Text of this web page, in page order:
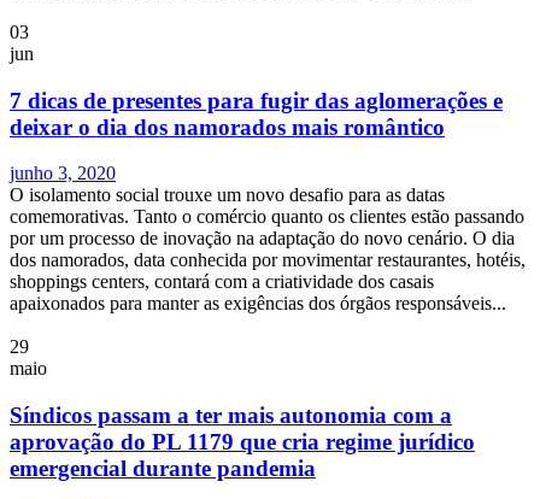
03
jun
7 dicas de presentes para fugir das aglomerações e
deixar o dia dos namorados mais romântico
junho 3, 2020
O isolamento social trouxe um novo desafio para as datas
comemorativas. Tanto o comércio quanto os clientes estão passando
por um processo de inovação na adaptação do novo cenário. O dia
dos namorados, data conhecida por movimentar restaurantes, hotéis,
shoppings centers, contará com a criatividade dos casais
apaixonados para manter as exigências dos órgãos responsáveis...
29
maio
Síndicos passam a ter mais autonomia com a
aprovação do PL 1179 que cria regime jurídico
emergencial durante pandemia